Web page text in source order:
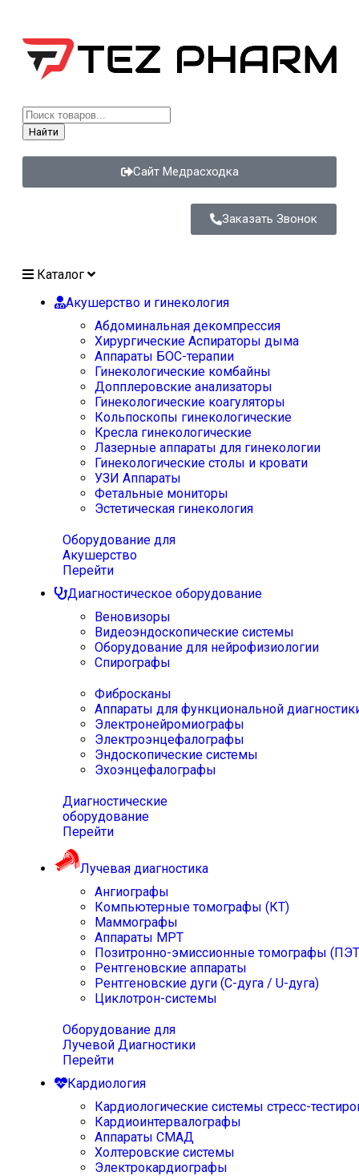
Найти
Сайт Медрасходка
Заказать Звонок
Каталог
Акушерство и гинекология
Абдоминальная декомпрессия
Хирургические Аспираторы дыма
Аппараты БОС-терапии
Гинекологические комбайны
Допплеровские анализаторы
Гинекологические коагуляторы
Кольпоскопы гинекологические
Кресла гинекологические
Лазерные аппараты для гинекологии
Гинекологические столы и кровати
УЗИ Аппараты
Фетальные мониторы
Эстетическая гинекология
Оборудование для
Акушерство
Перейти
Диагностическое оборудование
Веновизоры
Видеоэндоскопические системы
Оборудование для нейрофизиологии
Спирографы
Фибросканы
Аппараты для функциональной
Электронейромиографы
Электроэнцефалографы
Эндоскопические системы
Эхоэнцефалографы
Диагностические
оборудование
Перейти
Лучевая диагностика
Ангиографы
Компьютерные томографы (КТ)
Маммографы
Аппараты МРТ
Позитронно-эмиссионные томографы
Рентгеновские аппараты
Рентгеновские дуги (С-дуга / U-дуга)
Циклотрон-системы
Оборудование для
Лучевой Диагностики
Перейти
Кардиология
Кардиологические системы стресс-
Кардиоинтервалографы
Аппараты СМАД
Холтеровские системы
Электрокардиографы